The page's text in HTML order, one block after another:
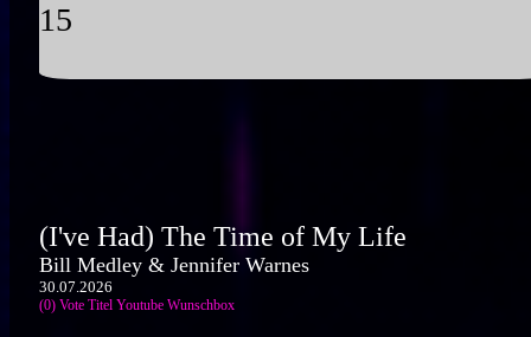
15
(I've Had) The Time of My Life
Bill Medley & Jennifer Warnes
30.07.2026
(0) Vote Titel Youtube Wunschbox